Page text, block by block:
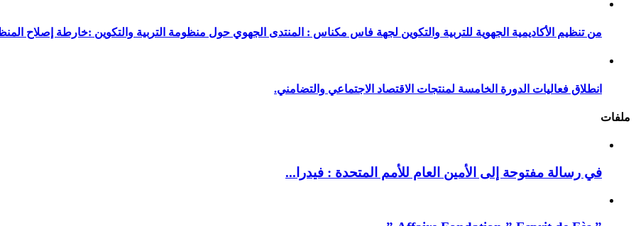
من تنظيم الأكاديمية الجهوية للتربية والتكوين لجهة فاس مكناس : المنتدى الجهوي حول منظومة التربية والتكوين :خارطة إصلاح
انطلاق فعاليات الدورة الخامسة لمنتجات الاقتصاد الاجتماعي والتضامني.
ملفات
في رسالة مفتوحة إلى الأمين العام للأمم المتحدة : فيدرا...